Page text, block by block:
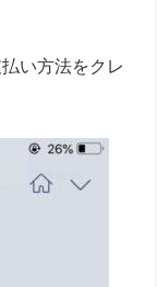
い方法をクレ